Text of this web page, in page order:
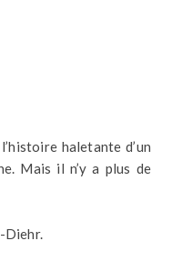
haletante d’un
Mais il n’y a plus de
Diehr.